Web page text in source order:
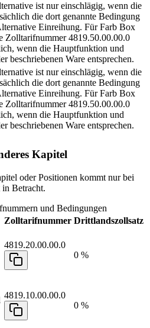
ist nur einschlägig, wenn die
die dort genannte Bedingung
Einreihung. Für Farb Box
Zolltarifnummer 4819.50.00.00.0
wenn die Hauptfunktion und
beschriebenen Ware entsprechen.
ist nur einschlägig, wenn die
die dort genannte Bedingung
Einreihung. Für Farb Box
Zolltarifnummer 4819.50.00.00.0
wenn die Hauptfunktion und
beschriebenen Ware entsprechen.
Kapitel
oder Positionen kommt nur bei
Betracht.
und Bedingungen
Zolltarifnummer Drittlandszollsatz
4819.20.00.00.0
0 %
4819.10.00.00.0
0 %